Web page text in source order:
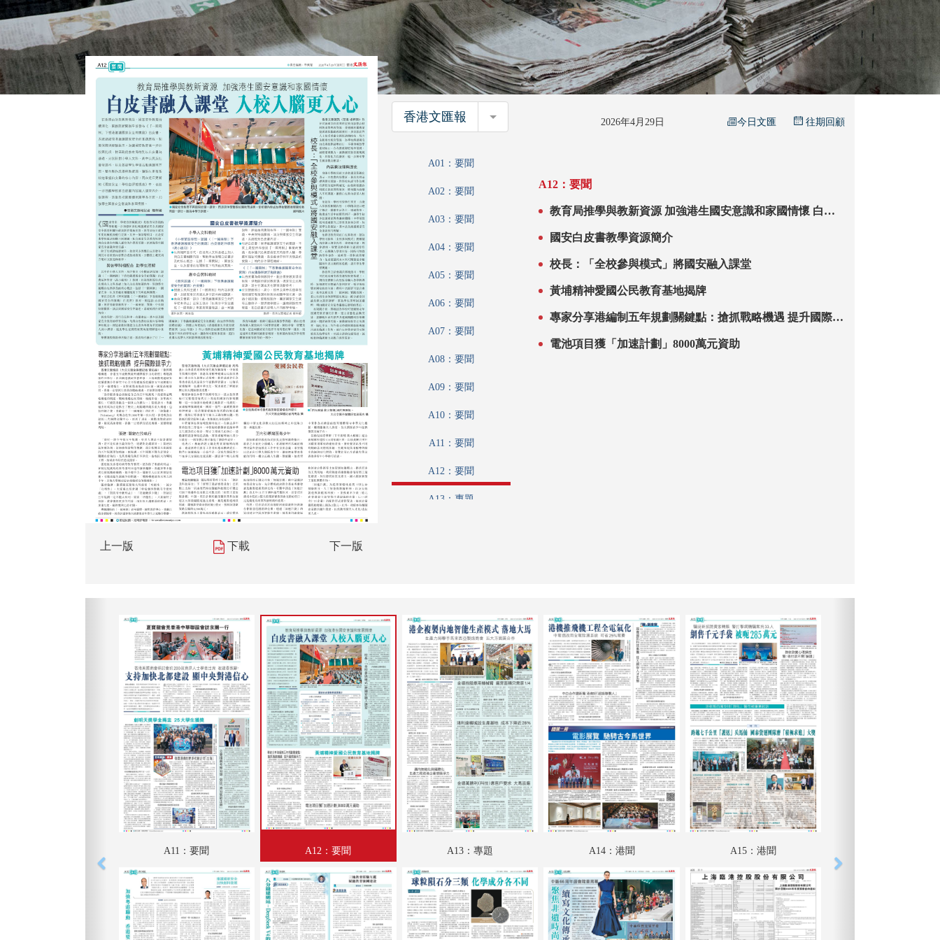
上一版 下載 下一版
香港文匯報 香港文匯報 2026年4月29日 今日文匯 往期回顧
A01：要聞
A02：要聞
A03：要聞
A04：要聞
A05：要聞
A06：要聞
A07：要聞
A08：要聞
A09：要聞
A10：要聞
A11：要聞
A12：要聞
A13：專題
A18：科教啟智
A19：文化視野
A20：廣告
A21：廣告
A22：采風
A23：國際
A24：國際
B01：財經
B03：體育
B04：體育
A12：要聞
教育局推學與教新資源 加強港生國安意識和家國情懷 白皮
國安白皮書教學資源簡介
校長：「全校參與模式」將國安融入課堂
黃埔精神愛國公民教育基地揭牌
專家分享港編制五年規劃關鍵點：搶抓戰略機遇 提升國際競
電池項目獲「加速計劃」8000萬元資助
A11：要聞 A12：要聞 A13：專題 A14：港聞 A15：港聞